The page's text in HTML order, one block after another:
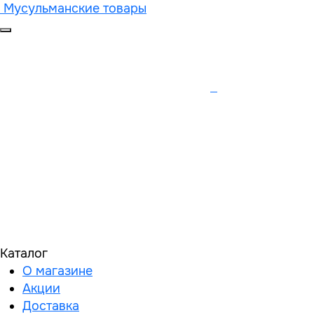
Мусульманские товары
Каталог
О магазине
Акции
Доставка